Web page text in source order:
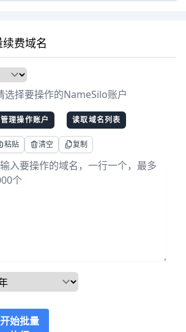
费域名
选择要操作的NameSilo账户
管理操作账户 读取域名列表
粘贴 清空 复制
开始批量